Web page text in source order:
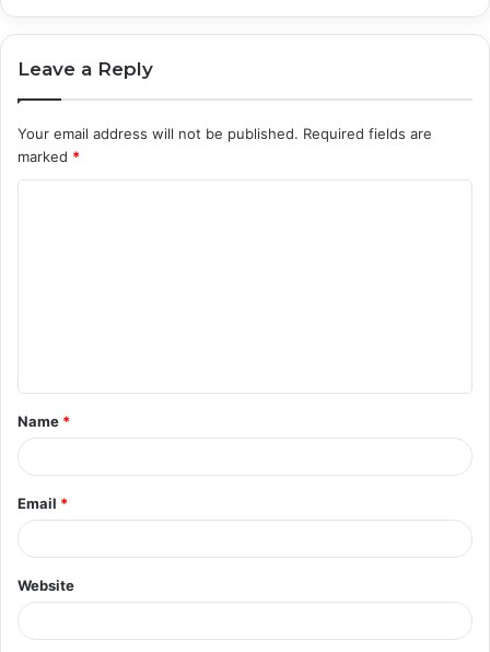
Leave a Reply
Your email address will not be published. Required fields are
marked *
t
*
Name *
Email *
Website